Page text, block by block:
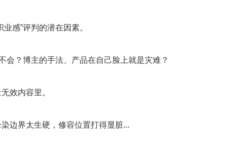
感”评判的潜在因素。
会？博主的手法、产品在自己脸上就是灾难？
效内容里。
边界太生硬，修容位置打得显脏...